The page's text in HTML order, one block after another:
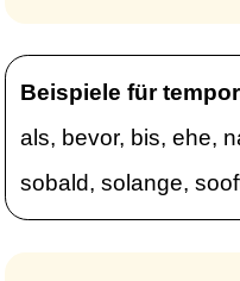
Beispiele für
als, bevor, bis, ehe,
sobald, solange,